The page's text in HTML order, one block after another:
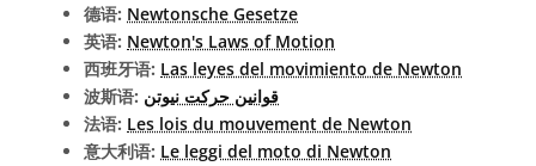
德语: Newtonsche Gesetze
英语: Newton's Laws of Motion
西班牙语: Las leyes del movimiento de Newton
波斯语: قوانین حرکت نیوتن
法语: Les lois du mouvement de Newton
意大利语: Le leggi del moto di Newton